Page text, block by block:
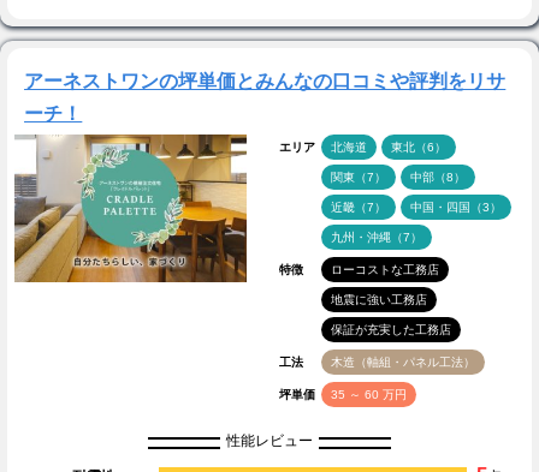
アーネストワンの坪単価とみんなの口コミや評判をリサ
ーチ！
エリア 北海道 東北（6）
関東（7） 中部（8）
近畿（7） 中国・四国（3）
九州・沖縄（7）
特徴 ローコストな工務店
地震に強い工務店
保証が充実した工務店
工法 木造（軸組・パネル工法）
坪単価 35 ～ 60 万円
性能レビュー